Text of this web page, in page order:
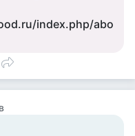
index.php/abo